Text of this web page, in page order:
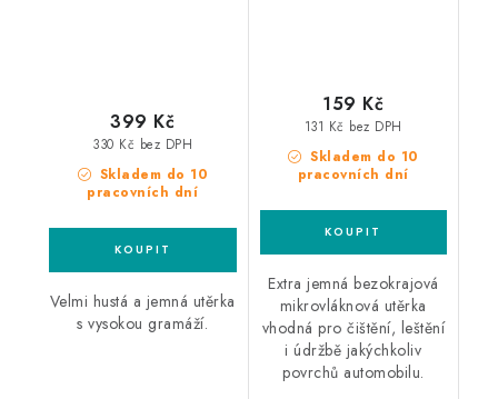
Skladem do 10
pracovních dní
330 Kč bez DPH
399 Kč
Velmi hustá a jemná utěrka
s vysokou gramáží.
Skladem do 10
pracovních dní
131 Kč bez DPH
159 Kč
Extra jemná bezokrajová
mikrovláknová utěrka
vhodná pro čištění, leštění
i údržbě jakýchkoliv
povrchů automobilu.